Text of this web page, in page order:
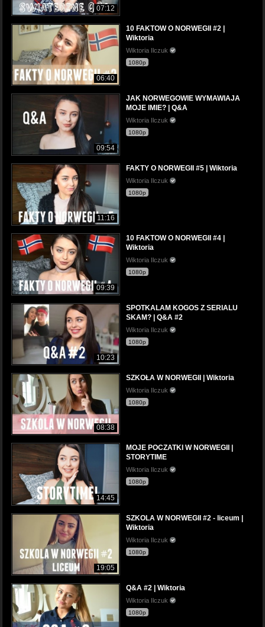
07:12
06:40
10 FAKTOW O NORWEGII #2 |
Wiktoria
Wiktoria Ilczuk
1080p
09:54
JAK NORWEGOWIE WYMAWIAJA
MOJE IMIE? | Q&A
Wiktoria Ilczuk
1080p
11:16
FAKTY O NORWEGII #5 | Wiktoria
Wiktoria Ilczuk
1080p
09:39
10 FAKTOW O NORWEGII #4 |
Wiktoria
Wiktoria Ilczuk
1080p
10:23
SPOTKALAM KOGOS Z SERIALU
SKAM? | Q&A #2
Wiktoria Ilczuk
1080p
08:38
SZKOŁA W NORWEGII | Wiktoria
Wiktoria Ilczuk
1080p
14:45
MOJE POCZATKI W NORWEGII |
STORYTIME
Wiktoria Ilczuk
1080p
19:05
SZKOLA W NORWEGII #2 - liceum |
Wiktoria
Wiktoria Ilczuk
1080p
Q&A #2 | Wiktoria
Wiktoria Ilczuk
1080p